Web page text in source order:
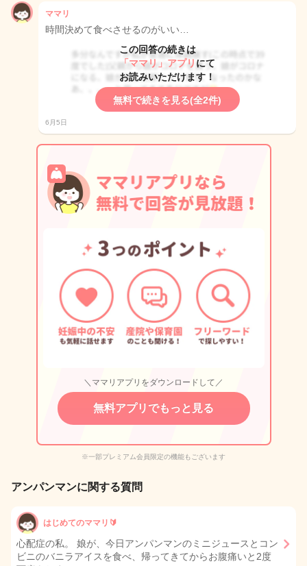
ママリ
時間決めて食べさせるのがいい…
この回答の続きは
「ママリ」アプリ にて
お読みいただけます！
無料で続きを見る(全2件)
6月5日
＼ママリアプリをダウンロードして／
無料アプリでもっと見る
※一部プレミアム会員限定の機能もございます
アンパンマンに関する質問
はじめてのママリ🔰
心配症の私。 娘が、今日アンパンマンのミニジュースとコン
ビニのバニラアイスを食べ、帰ってきてからお腹痛いと2度